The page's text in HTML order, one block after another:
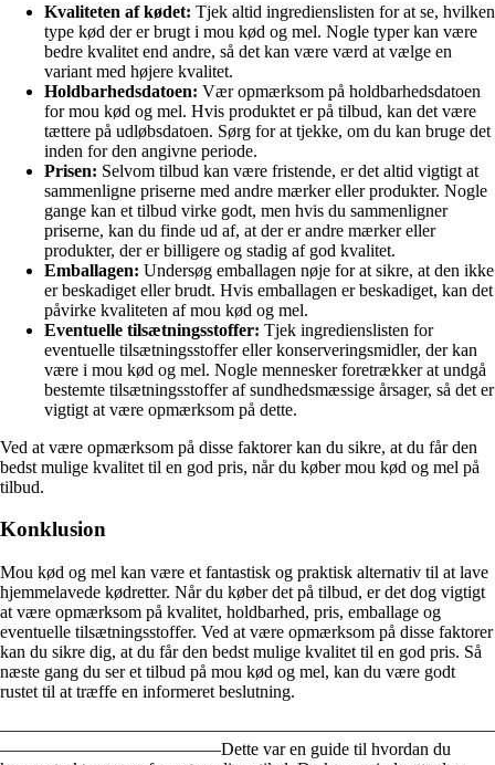
Kvaliteten af kødet: Tjek altid ingredienslisten for at se, hvilken
type kød der er brugt i mou kød og mel. Nogle typer kan være
bedre kvalitet end andre, så det kan være værd at vælge en
variant med højere kvalitet.
Holdbarhedsdatoen: Vær opmærksom på holdbarhedsdatoen
for mou kød og mel. Hvis produktet er på tilbud, kan det være
tættere på udløbsdatoen. Sørg for at tjekke, om du kan bruge det
inden for den angivne periode.
Prisen: Selvom tilbud kan være fristende, er det altid vigtigt at
sammenligne priserne med andre mærker eller produkter. Nogle
gange kan et tilbud virke godt, men hvis du sammenligner
priserne, kan du finde ud af, at der er andre mærker eller
produkter, der er billigere og stadig af god kvalitet.
Emballagen: Undersøg emballagen nøje for at sikre, at den ikke
er beskadiget eller brudt. Hvis emballagen er beskadiget, kan det
påvirke kvaliteten af mou kød og mel.
Eventuelle tilsætningsstoffer: Tjek ingredienslisten for
eventuelle tilsætningsstoffer eller konserveringsmidler, der kan
være i mou kød og mel. Nogle mennesker foretrækker at undgå
bestemte tilsætningsstoffer af sundhedsmæssige årsager, så det er
vigtigt at være opmærksom på dette.
Ved at være opmærksom på disse faktorer kan du sikre, at du får den
bedst mulige kvalitet til en god pris, når du køber mou kød og mel på
tilbud.
Konklusion
Mou kød og mel kan være et fantastisk og praktisk alternativ til at lave
hjemmelavede kødretter. Når du køber det på tilbud, er det dog vigtigt
at være opmærksom på kvalitet, holdbarhed, pris, emballage og
eventuelle tilsætningsstoffer. Ved at være opmærksom på disse faktorer
kan du sikre dig, at du får den bedst mulige kvalitet til en god pris. Så
næste gang du ser et tilbud på mou kød og mel, kan du være godt
rustet til at træffe en informeret beslutning.
————————————————————————————
————————————–Dette var en guide til hvordan du